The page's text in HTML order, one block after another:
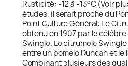
Rusticité: -12 à -13°C (Voir
études, il serait proche du
Point Culture Général: Le
obtenu en 1907 par le
Swingle. Le citrumelo
entre un pomelo Duncan et
Combinant plusieurs des